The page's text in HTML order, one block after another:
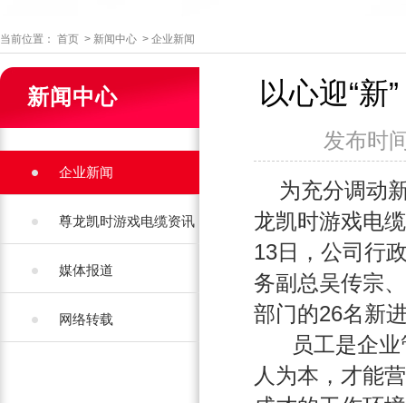
当前位置： 首页 > 新闻中心 > 企业新闻
新闻中心
企业新闻
尊龙凯时游戏电缆资讯
媒体报道
网络转载
以心迎“新
发布时
 为充分
龙凯时
13日，公司行
务副总吴传宗
部门的26名新
员工是企
人为本，才能